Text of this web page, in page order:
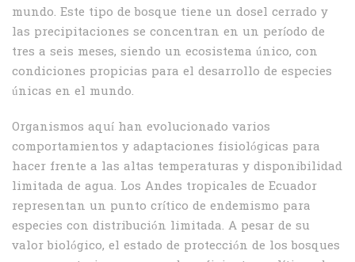
mundo. Este tipo de bosque tiene un dosel cerrado y
las precipitaciones se concentran en un período de
tres a seis meses, siendo un ecosistema único, con
condiciones propicias para el desarrollo de especies
únicas en el mundo.
Organismos aquí han evolucionado varios
comportamientos y adaptaciones fisiológicas para
hacer frente a las altas temperaturas y disponibilidad
limitada de agua. Los Andes tropicales de Ecuador
representan un punto crítico de endemismo para
especies con distribución limitada. A pesar de su
valor biológico, el estado de protección de los bosques